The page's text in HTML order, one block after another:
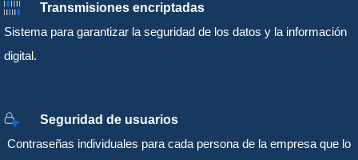
Transmisiones encriptadas
Sistema para garantizar la seguridad de los datos y la información
digital.
Seguridad de usuarios
Contraseñas individuales para cada persona de la empresa que lo